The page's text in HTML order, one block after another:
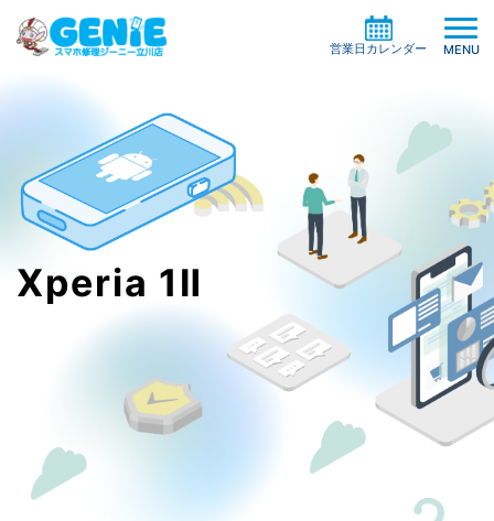
MENU
営業日カレンダー
修理料金の検索
機種一覧から探す
症状別一覧から探す
買取サービス
ガラスコーティング
修理事例
お客様の声
よくある質問
店舗情報
お知らせ
屋号を替えずに総務省登録修理業者として運営を
Xperia 1Ⅱ